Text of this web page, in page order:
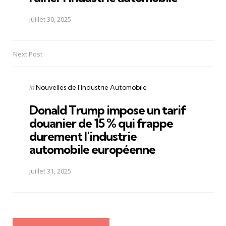
juillet 30, 2025
Next Post
Posted
inNouvelles de l'Industrie Automobile
Donald Trump impose un tarif
douanier de 15 % qui frappe
durement l'industrie
automobile européenne
juillet 31, 2025